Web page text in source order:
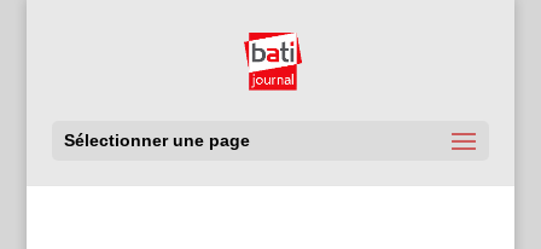
Sélectionner une page